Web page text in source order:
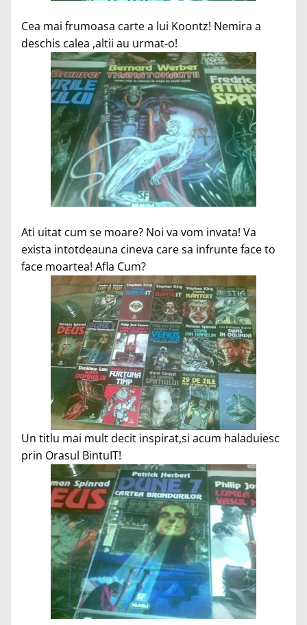
Cea mai frumoasa carte a lui Koontz! Nemira a
deschis calea ,altii au urmat-o!
Ati uitat cum se moare? Noi va vom invata! Va
exista intotdeauna cineva care sa infrunte face to
face moartea! Afla Cum?
Un titlu mai mult decit inspirat,si acum haladuiesc
prin Orasul BintuIT!